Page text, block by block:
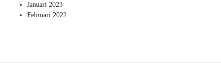
Januari 2023
Februari 2022